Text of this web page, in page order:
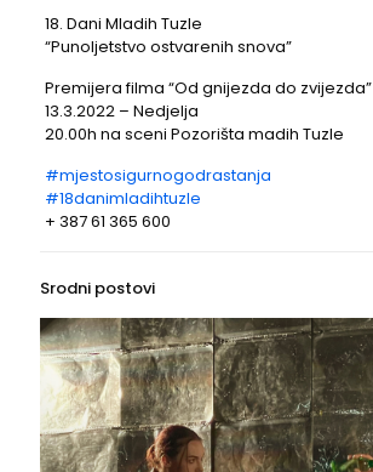
18. Dani Mladih Tuzle
“Punoljetstvo ostvarenih snova”
Premijera filma “Od gnijezda do zvijezda”
13.3.2022 – Nedjelja
20.00h na sceni Pozorišta madih Tuzle
#mjestosigurnogodrastanja
#18danimladihtuzle
+ 387 61 365 600
Srodni postovi